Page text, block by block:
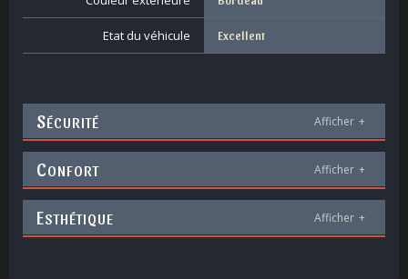
Etat du véhicule Excellent
SÉCURITÉ Afficher +
CONFORT Afficher +
ESTHÉTIQUE Afficher +